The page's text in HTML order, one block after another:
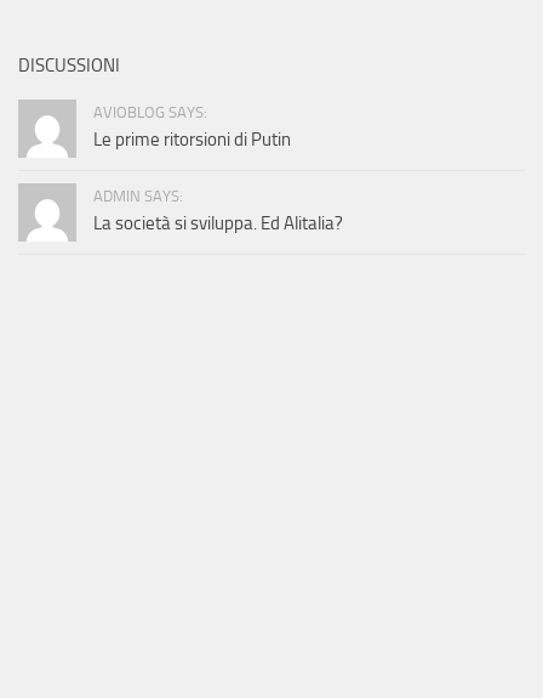
DISCUSSIONI
AVIOBLOG SAYS:
Le prime ritorsioni di Putin
ADMIN SAYS:
La società si sviluppa. Ed Alitalia?